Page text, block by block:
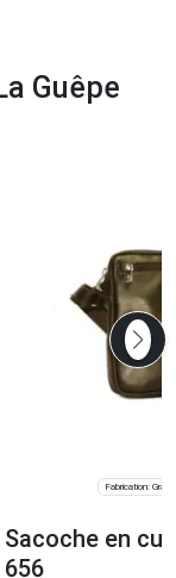
Guêpe
Fabrication:
Sacoche en
656